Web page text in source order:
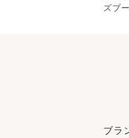
ズブ
ブラ